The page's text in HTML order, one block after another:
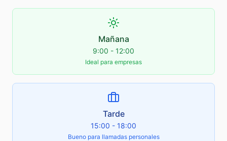
Mañana
9:00 - 12:00
Ideal para empresas
Tarde
15:00 - 18:00
Bueno para llamadas personales